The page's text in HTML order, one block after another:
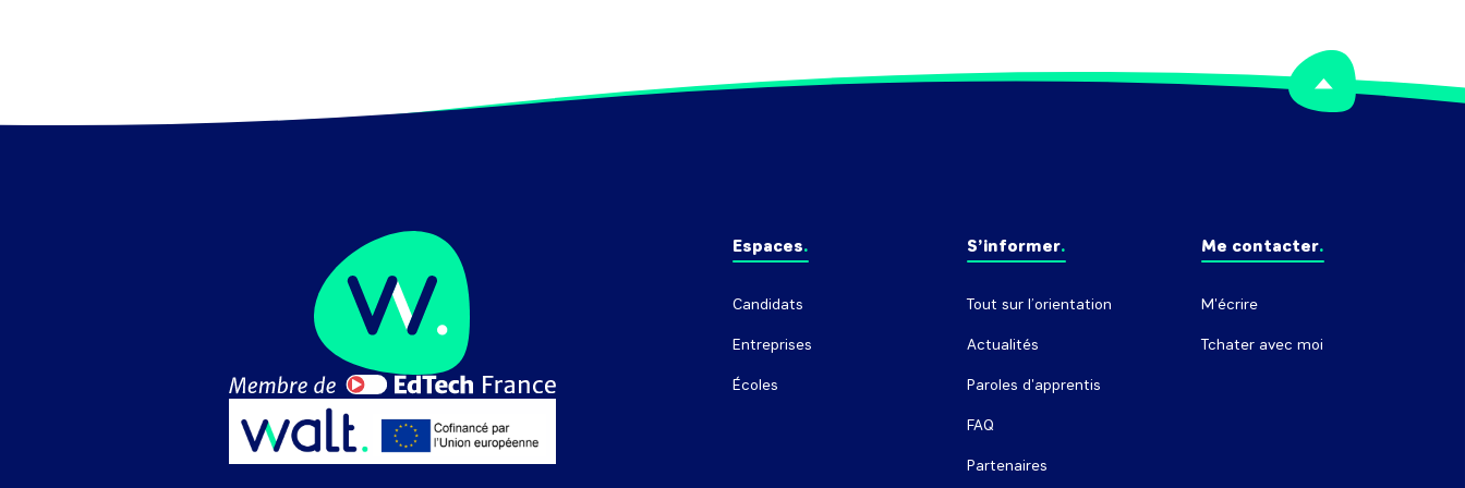
Espaces
Candidats
Entreprises
Écoles
S’informer
Tout sur l’orientation
Actualités
Paroles d'apprentis
FAQ
Partenaires
Me contacter
M'écrire
Tchater avec moi